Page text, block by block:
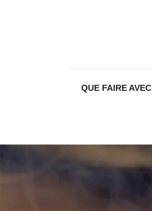
QUE FAIRE AVEC